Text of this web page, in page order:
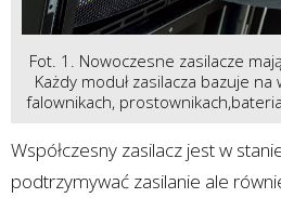
Fot. 1. Nowoczesne zasilacze
Każdy moduł zasilacza bazuje na
falownikach,
Współczesny zasilacz jest w
podtrzymywać zasilanie ale